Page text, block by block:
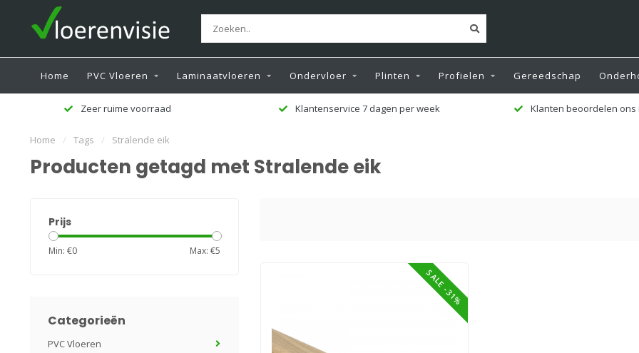
Home PVC Vloeren Laminaatvloeren Ondervloer Plinten Profielen Gereedschap
Zeer ruime voorraad Klantenservice 7 dagen per week Klanten beoordelen ons
Home / Tags / Stralende eik
Producten getagd met Stralende eik
Prijs
Min: €0 Max: €5
Categorieën
PVC Vloeren
SALE -31%